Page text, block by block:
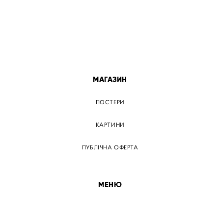
МАГАЗИН
ПОСТЕРИ
КАРТИНИ
ПУБЛІЧНА ОФЕРТА
МЕНЮ